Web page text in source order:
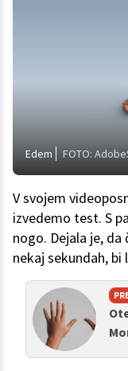
Edem FOTO:
V svojem
izvedemo test. S
nogo. Dejala je,
nekaj sekundah,